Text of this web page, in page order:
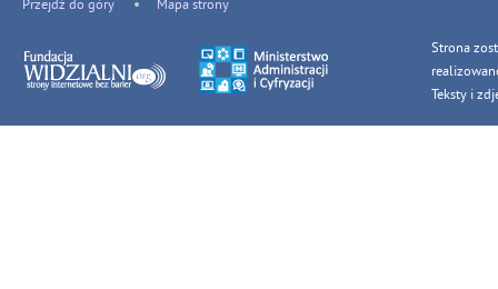
Przejdź do góry Mapa strony
Strona
Teksty i